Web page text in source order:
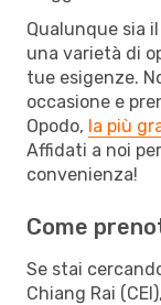
Qualunque sia
una varietà di
tue esigenze.
occasione e
Opodo, la più
Affidati a noi
convenienza!
Come
Se stai
Chiang Rai